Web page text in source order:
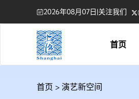
2026年08月07日|关注我们
首页
首页 > 演艺新空间